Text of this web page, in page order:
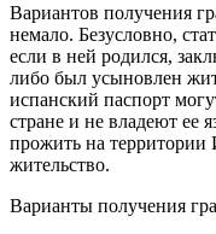
Вариантов получения
немало. Безусловно,
если в ней родился,
либо был усыновлен
испанский паспорт
стране и не владеют ее
прожить на территории
жительство.
Варианты получения